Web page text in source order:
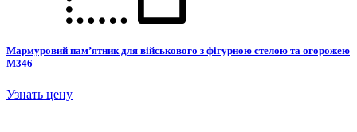
Мармуровий пам’ятник для військового з фігурною стелою та огорожею
М346
Узнать цену